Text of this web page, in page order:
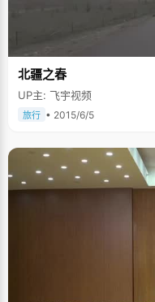
北疆之春
UP主: 飞宇视频
旅行 • 2015/6/5